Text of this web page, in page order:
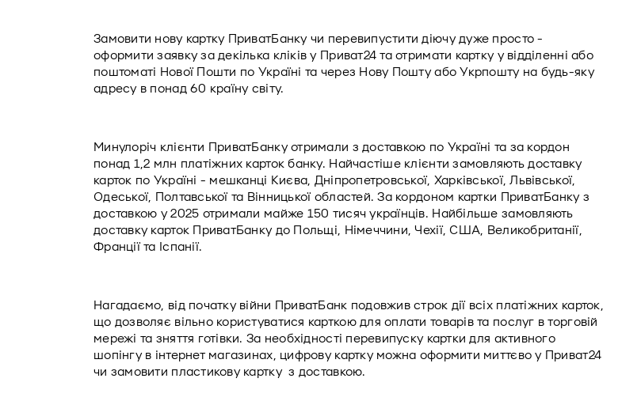
Замовити нову картку ПриватБанку чи перевипустити діючу дуже просто -
оформити заявку за декілька кліків у Приват24 та отримати картку у відділенні або
поштоматі Нової Пошти по Україні та через Нову Пошту або Укрпошту на будь-яку
адресу в понад 60 країну світу.
Минулоріч клієнти ПриватБанку отримали з доставкою по Україні та за кордон
понад 1,2 млн платіжних карток банку. Найчастіше клієнти замовляють доставку
карток по Україні - мешканці Києва, Дніпропетровської, Харківської, Львівської,
Одеської, Полтавської та Вінницької областей. За кордоном картки ПриватБанку з
доставкою у 2025 отримали майже 150 тисяч українців. Найбільше замовляють
доставку карток ПриватБанку до Польщі, Німеччини, Чехії, США, Великобританії,
Франції та Іспанії.
Нагадаємо, від початку війни ПриватБанк подовжив строк дії всіх платіжних карток,
що дозволяє вільно користуватися карткою для оплати товарів та послуг в торговій
мережі та зняття готівки. За необхідності перевипуску картки для активного
шопінгу в інтернет магазинах, цифрову картку можна оформити миттєво у Приват24
чи замовити пластикову картку  з доставкою.